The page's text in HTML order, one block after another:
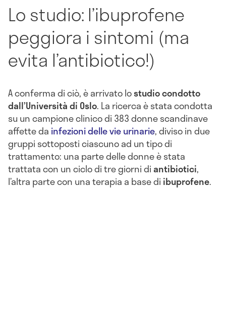
Lo studio: l’ibuprofene
peggiora i sintomi (ma
evita l’antibiotico!)
A conferma di ciò, è arrivato lostudio condotto
dall’Università di Oslo. La ricerca è stata condotta
su un campione clinico di 383 donne scandinave
affette da infezioni delle vie urinarie, diviso in due
gruppi sottoposti ciascuno ad un tipo di
trattamento: una parte delle donne è stata
trattata con un ciclo di tre giorni diantibiotici,
l’altra parte con una terapia a base di ibuprofene.